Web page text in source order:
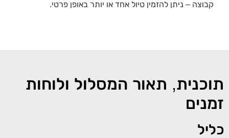
קבוצה – ניתן להזמין טיול אחד או יותר באופן פרטי.
תוכנית, תאור המסלול ולוחות
זמנים
כליל